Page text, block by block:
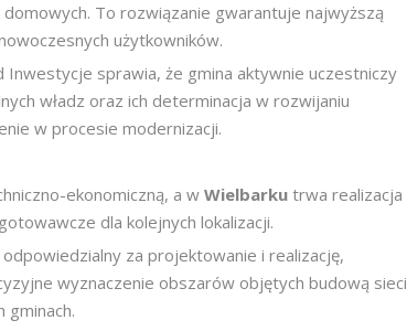
To rozwiązanie gwarantuje najwyższą
użytkowników.
Inwestycje sprawia, że gmina aktywnie uczestniczy
władz oraz ich determinacja w rozwijaniu
w procesie modernizacji.
ekonomiczną, a w Wielbarku trwa realizacja
dla kolejnych lokalizacji.
za projektowanie i realizację,
wyznaczenie obszarów objętych budową sieci
gminach.